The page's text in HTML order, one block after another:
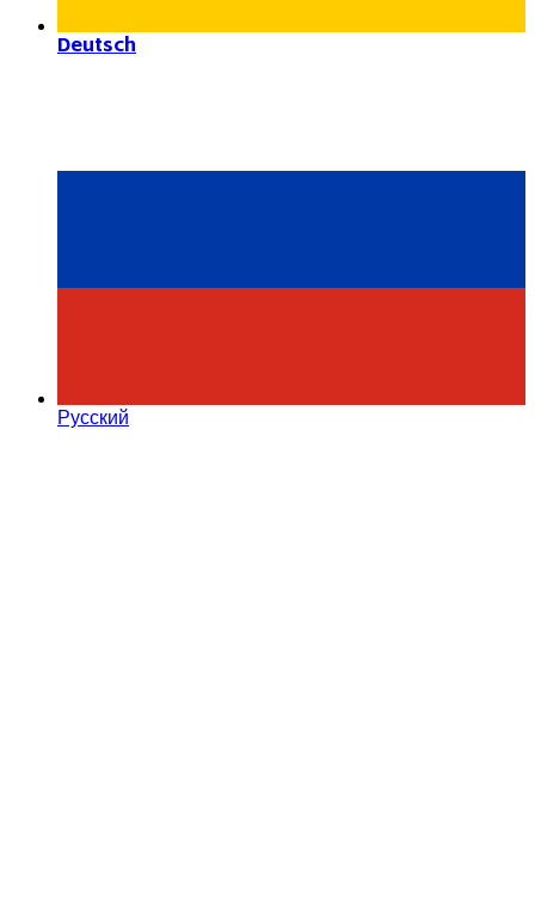
Deutsch
Русский